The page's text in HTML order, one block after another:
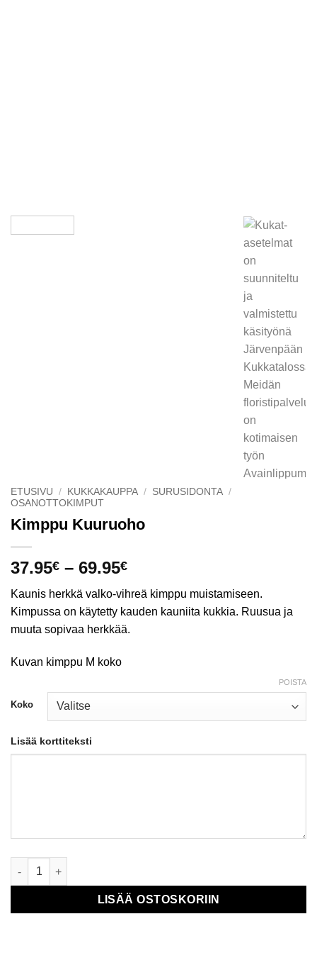
ETUSIVU / KUKKAKAUPPA / SURUSIDONTA /
OSANOTTOKIMPUT
Kimppu Kuuruoho
37.95€ – 69.95€Hintaluokka:
-
69.95€
Kaunis herkkä valko-vihreä kimppu muistamiseen.
Kimpussa on käytetty kauden kauniita kukkia. Ruusua ja
muuta sopivaa herkkää.
Kuvan kimppu M koko
Koko
POISTA
Lisää korttiteksti
Kimppu Kuuruoho määrä
LISÄÄ OSTOSKORIIN